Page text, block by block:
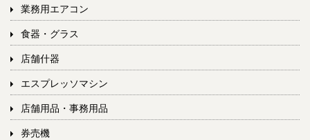
業務用エアコン
食器・グラス
店舗什器
エスプレッソマシン
店舗用品・事務用品
券売機